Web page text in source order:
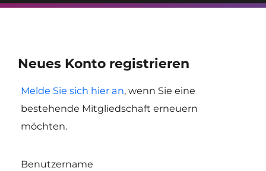
Neues Konto registrieren
Melde Sie sich hier an, wenn Sie eine
bestehende Mitgliedschaft erneuern
möchten.
Benutzername